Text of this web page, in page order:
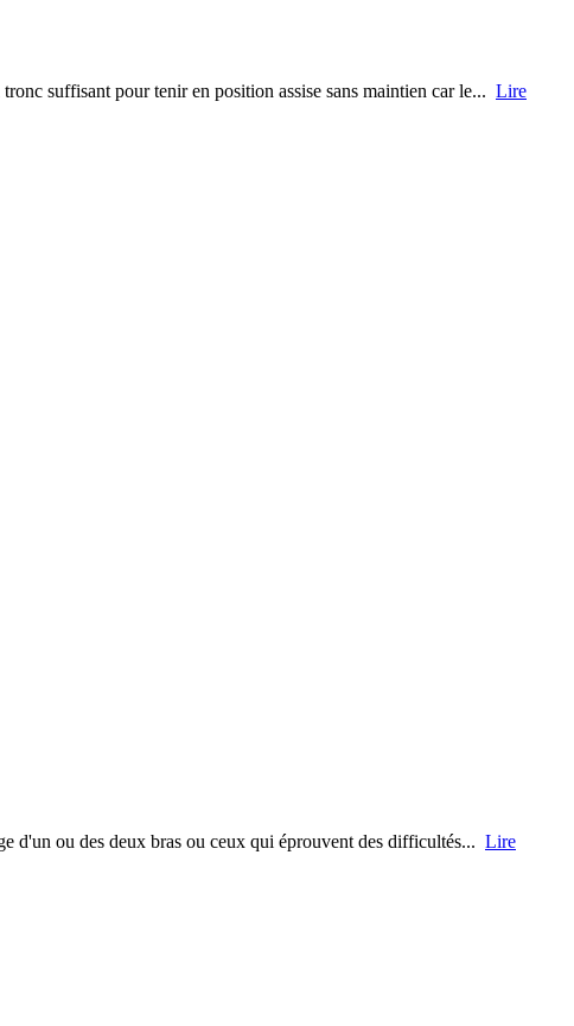
suffisant pour tenir en position assise sans maintien car le... Lire
d'un ou des deux bras ou ceux qui éprouvent des difficultés... Lire